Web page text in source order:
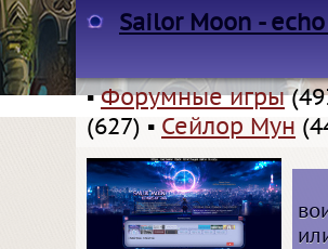
Sailor Moon -
▪Форумные игры
(627) ▪ Сейлор Мун